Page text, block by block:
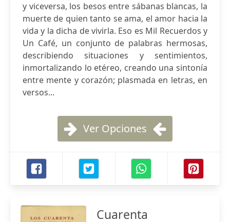
y viceversa, los besos entre sábanas blancas, la
muerte de quien tanto se ama, el amor hacia la
vida y la dicha de vivirla. Eso es Mil Recuerdos y
Un Café, un conjunto de palabras hermosas,
describiendo situaciones y sentimientos,
inmortalizando lo etéreo, creando una sintonía
entre mente y corazón; plasmada en letras, en
versos...
Ver Opciones
Cuarenta